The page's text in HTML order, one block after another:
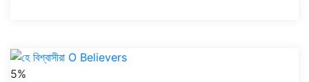
5%